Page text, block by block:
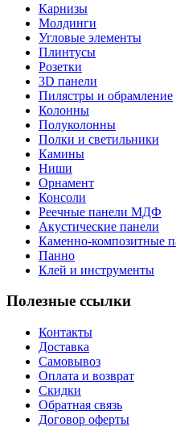
Карнизы
Молдинги
Угловые элементы
Плинтусы
Розетки
3D панели
Пилястры и обрамление
Колонны
Полуколонны
Полки и светильники
Камины
Ниши
Орнамент
Консоли
Реечные панели МДФ
Акустические панели
Каменно-композитные
Панно
Клей и инструменты
Полезные ссылки
Контакты
Доставка
Самовывоз
Оплата и возврат
Скидки
Обратная связь
Договор оферты